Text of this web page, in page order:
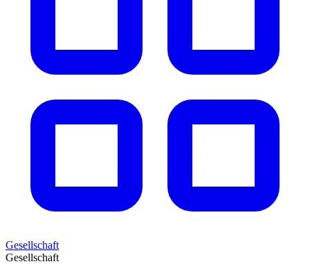
Gesellschaft
Gesellschaft